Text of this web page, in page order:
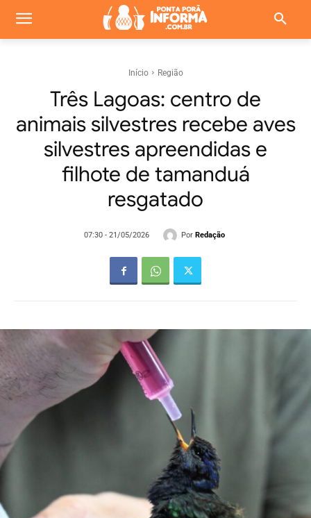
Início Região
Três Lagoas: centro de
animais silvestres recebe aves
silvestres apreendidas e
filhote de tamanduá
resgatado
07:30 - 21/05/2026 Por Redação